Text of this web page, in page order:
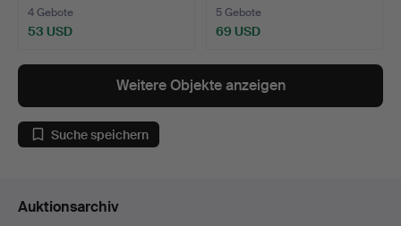
4 Gebote
53 USD
5 Gebote
69 USD
Weitere Objekte anzeigen
Suche speichern
Auktionsarchiv